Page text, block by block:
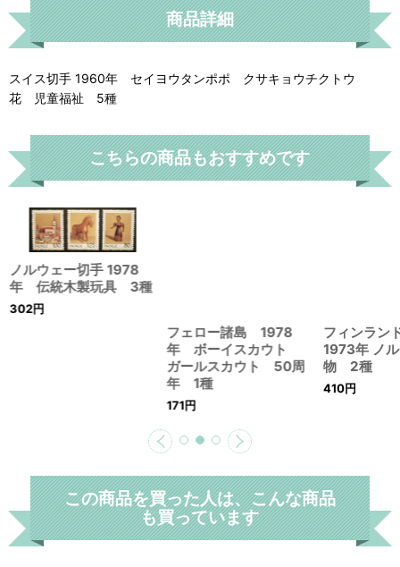
商品詳細
スイス切手 1960年 セイヨウタンポポ クサキョウチクトウ
花 児童福祉 5種
こちらの商品もおすすめです
ノルウェー切手 1978
年 伝統木製玩具 3種
302円
フェロー諸島 1978
年 ボーイスカウト
ガールスカウト 50周
年 1種
171円
物 2種
410円
この商品を買った人は、こんな商品
も買っています